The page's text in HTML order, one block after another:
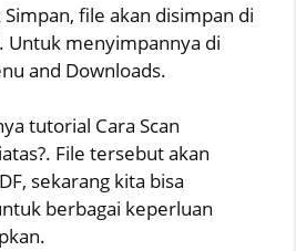
file akan disimpan di
Untuk menyimpannya di
and Downloads.
tutorial Cara Scan
File tersebut akan
sekarang kita bisa
berbagai keperluan